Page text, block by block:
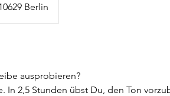
Berlin
ausprobieren?
In 2,5 Stunden übst Du, den Ton